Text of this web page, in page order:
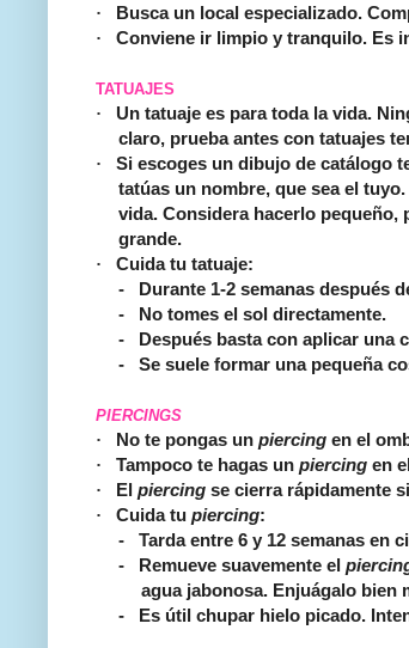
·
Busca un local especializado.
·
Conviene ir limpio y tranquilo. Es
TATUAJES
· Un tatuaje es para toda la vida.
claro, prueba antes con tatuajes
·
Si escoges un dibujo de catálogo
tatúas un nombre, que sea el
vida. Considera hacerlo pequeño,
grande.
·
Cuida tu tatuaje:
-
Durante 1-2 semanas después
-
No tomes el sol directamente.
-
Después basta con aplicar una
-
Se suele formar una pequeña
PIERCINGS
· No te pongas un piercing en el
·
Tampoco te hagas un piercing en
·
El piercing se cierra rápidamente
·
Cuida tu piercing:
-
Tarda entre 6 y 12 semanas en
-
Remueve suavemente el
agua jabonosa. Enjuágalo bien
-
Es útil chupar hielo picado.